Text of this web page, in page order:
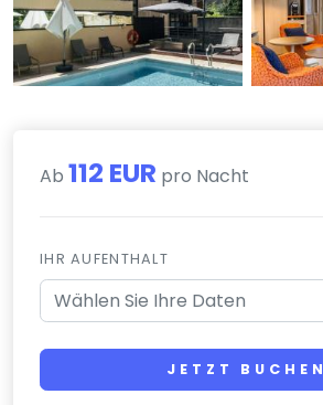
Ab 112 EUR pro Nacht
IHR AUFENTHALT
JETZT BUCHEN